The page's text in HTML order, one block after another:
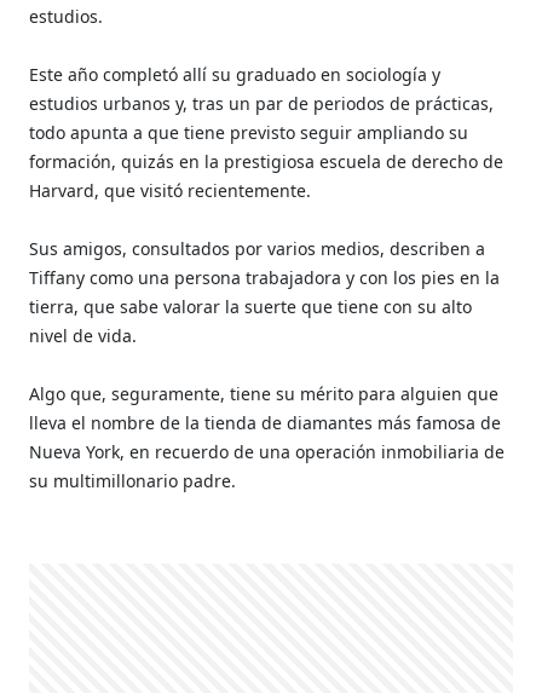
estudios.
Este año completó allí su graduado en sociología y
estudios urbanos y, tras un par de periodos de prácticas,
todo apunta a que tiene previsto seguir ampliando su
formación, quizás en la prestigiosa escuela de derecho de
Harvard, que visitó recientemente.
Sus amigos, consultados por varios medios, describen a
Tiffany como una persona trabajadora y con los pies en la
tierra, que sabe valorar la suerte que tiene con su alto
nivel de vida.
Algo que, seguramente, tiene su mérito para alguien que
lleva el nombre de la tienda de diamantes más famosa de
Nueva York, en recuerdo de una operación inmobiliaria de
su multimillonario padre.